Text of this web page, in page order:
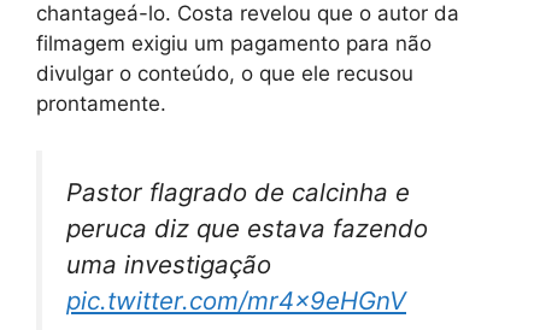
chantageá-lo. Costa revelou que o autor da
filmagem exigiu um pagamento para não
divulgar o conteúdo, o que ele recusou
prontamente.
Pastor flagrado de calcinha e
peruca diz que estava fazendo
uma investigação
pic.twitter.com/mr4x9eHGnV